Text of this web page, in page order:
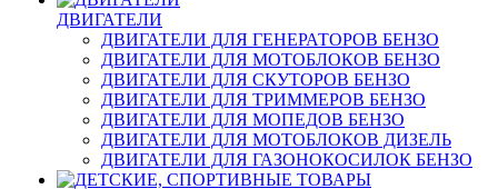
ДВИГАТЕЛИ
ДВИГАТЕЛИ ДЛЯ ГЕНЕРАТОРОВ БЕНЗО
ДВИГАТЕЛИ ДЛЯ МОТОБЛОКОВ БЕНЗО
ДВИГАТЕЛИ ДЛЯ СКУТОРОВ БЕНЗО
ДВИГАТЕЛИ ДЛЯ ТРИММЕРОВ БЕНЗО
ДВИГАТЕЛИ ДЛЯ МОПЕДОВ БЕНЗО
ДВИГАТЕЛИ ДЛЯ МОТОБЛОКОВ ДИЗЕЛЬ
ДВИГАТЕЛИ ДЛЯ ГАЗОНОКОСИЛОК БЕНЗО